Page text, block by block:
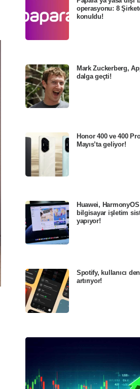
operasyonu: 8
konuldu!
Mark Zuckerberg,
dalga geçti!
Honor 400 ve 400
Mayıs’ta geliyor!
Huawei,
bilgisayar işletim
yapıyor!
Spotify, kullanıcı
artırıyor!